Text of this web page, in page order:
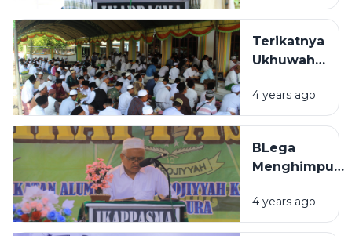
Terikatnya
Ukhuwah
Assirojiyyah
4 years ago
BLega
Menghimpuni
Bertajuk
Hikmah 1
4 years ago